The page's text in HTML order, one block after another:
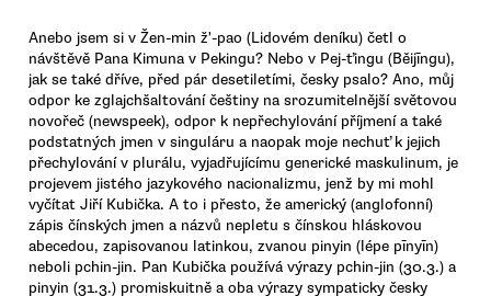
Anebo jsem si v Žen-min ž'-pao (Lidovém deníku) četl o
návštěvě Pana Kimuna v Pekingu? Nebo v Pej-ťingu (Běijīngu),
jak se také dříve, před pár desetiletími, česky psalo? Ano, můj
odpor ke zglajchšaltování češtiny na srozumitelnější světovou
novořeč (newspeek), odpor k nepřechylování příjmení a také
podstatných jmen v singuláru a naopak moje nechuť k jejich
přechylování v plurálu, vyjadřujícímu generické maskulinum, je
projevem jistého jazykového nacionalizmu, jenž by mi mohl
vyčítat Jiří Kubička. A to i přesto, že americký (anglofonní)
zápis čínských jmen a názvů nepletu s čínskou hláskovou
abecedou, zapisovanou latinkou, zvanou pinyin (lépe pīnyīn)
neboli pchin-jin. Pan Kubička používá výrazy pchin-jin (30.3.) a
pinyin (31.3.) promiskuitně a oba výrazy sympaticky česky